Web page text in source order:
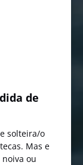
de
solteira/o
Mas e
ou